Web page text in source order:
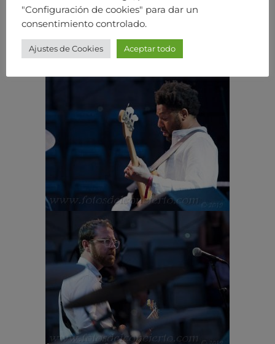
"Configuración de cookies" para dar un
consentimiento controlado.
Ajustes de Cookies Aceptar todo